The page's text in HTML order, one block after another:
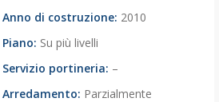
Anno di costruzione: 2010
Piano: Su più livelli
Servizio portineria: –
Arredamento: Parzialmente